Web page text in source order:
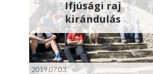
Ifjúsági raj
kirándulás
2019.07.03.